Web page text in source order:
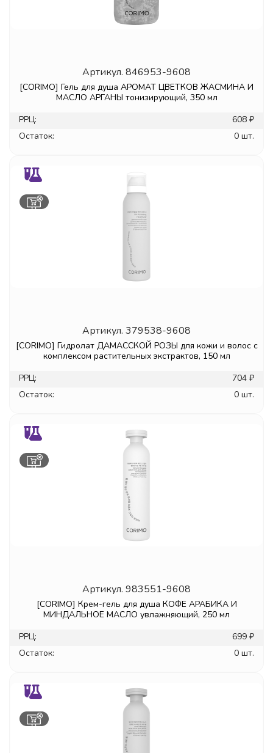
Артикул. 846953-9608
[CORIMO] Гель для душа АРОМАТ ЦВЕТКОВ ЖАСМИНА И
МАСЛО АРГАНЫ тонизирующий, 350 мл
РРЦ:
608 ₽
Остаток:
0 шт.
Артикул. 379538-9608
[CORIMO] Гидролат ДАМАССКОЙ РОЗЫ для кожи и волос с
комплексом растительных экстрактов, 150 мл
РРЦ:
704 ₽
Остаток:
0 шт.
Артикул. 983551-9608
[CORIMO] Крем-гель для душа КОФЕ АРАБИКА И
МИНДАЛЬНОЕ МАСЛО увлажняющий, 250 мл
РРЦ:
699 ₽
Остаток:
0 шт.